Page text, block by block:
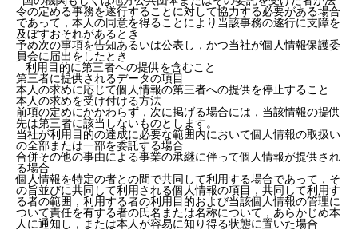
令の定める事務を遂行することに対して協力する必要がある場合
であって，本人の同意を得ることにより当該事務の遂行に支障を
及ぼすおそれがあるとき
予め次の事項を告知あるいは公表し，かつ当社が個人情報保護委
員会に届出をしたとき
利用目的に第三者への提供を含むこと
第三者に提供されるデータの項目
本人の求めに応じて個人情報の第三者への提供を停止すること
本人の求めを受け付ける方法
前項の定めにかかわらず，次に掲げる場合には，当該情報の提供
先は第三者に該当しないものとします。
当社が利用目的の達成に必要な範囲内において個人情報の取扱い
の全部または一部を委託する場合
合併その他の事由による事業の承継に伴って個人情報が提供され
る場合
個人情報を特定の者との間で共同して利用する場合であって，そ
の旨並びに共同して利用される個人情報の項目，共同して利用す
る者の範囲，利用する者の利用目的および当該個人情報の管理に
ついて責任を有する者の氏名または名称について，あらかじめ本
人に通知し，または本人が容易に知り得る状態に置いた場合